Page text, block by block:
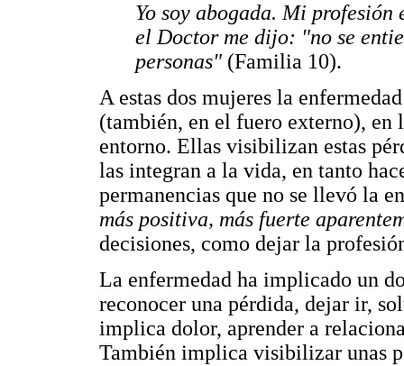
Yo soy abogada. Mi profesión
el Doctor me dijo: "no se
personas" (Familia 10).
A estas dos mujeres la
(también, en el fuero externo),
entorno. Ellas visibilizan estas
las integran a la vida, en tanto
permanencias que no se llevó la
más positiva, más fuerte
decisiones, como dejar la
La enfermedad ha implicado un
reconocer una pérdida, dejar ir,
implica dolor, aprender a
También implica visibilizar unas